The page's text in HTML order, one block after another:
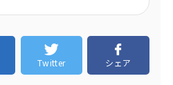
Twitter シェア